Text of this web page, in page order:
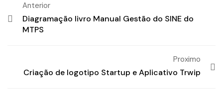
Anterior
Diagramação livro Manual Gestão do SINE do
MTPS
Proximo
Criação de logotipo Startup e Aplicativo Trwip